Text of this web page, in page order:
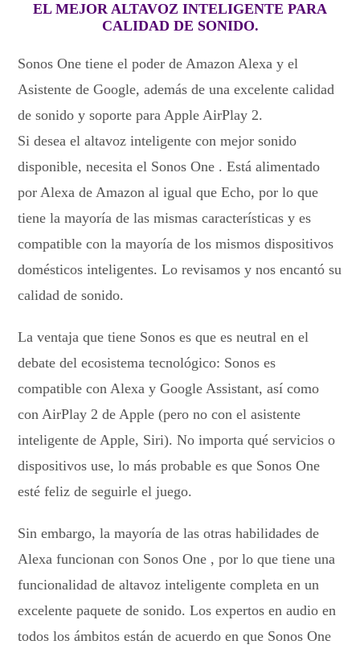
EL MEJOR ALTAVOZ INTELIGENTE PARA
CALIDAD DE SONIDO.
Sonos One tiene el poder de Amazon Alexa y el
Asistente de Google, además de una excelente calidad
de sonido y soporte para Apple AirPlay 2.
Si desea el altavoz inteligente con mejor sonido
disponible, necesita el Sonos One . Está alimentado
por Alexa de Amazon al igual que Echo, por lo que
tiene la mayoría de las mismas características y es
compatible con la mayoría de los mismos dispositivos
domésticos inteligentes. Lo revisamos y nos encantó su
calidad de sonido.
La ventaja que tiene Sonos es que es neutral en el
debate del ecosistema tecnológico: Sonos es
compatible con Alexa y Google Assistant, así como
con AirPlay 2 de Apple (pero no con el asistente
inteligente de Apple, Siri). No importa qué servicios o
dispositivos use, lo más probable es que Sonos One
esté feliz de seguirle el juego.
Sin embargo, la mayoría de las otras habilidades de
Alexa funcionan con Sonos One , por lo que tiene una
funcionalidad de altavoz inteligente completa en un
excelente paquete de sonido. Los expertos en audio en
todos los ámbitos están de acuerdo en que Sonos One